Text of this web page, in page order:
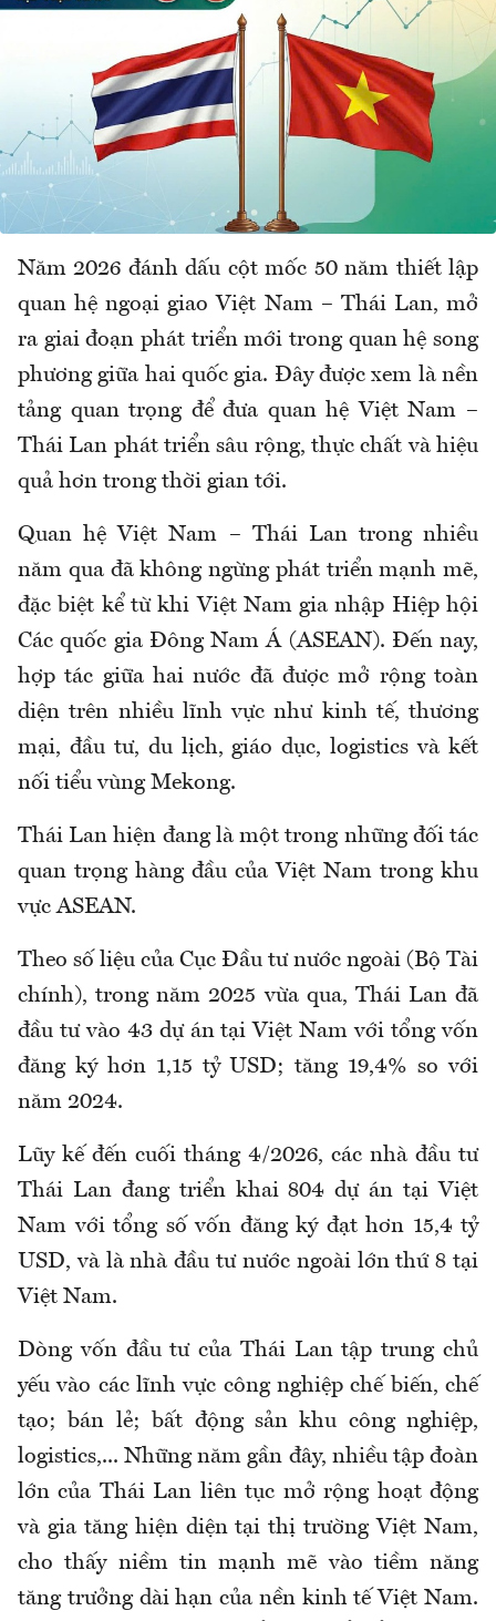
Năm 2026 đánh dấu cột mốc 50 năm thiết lập
quan hệ ngoại giao Việt Nam – Thái Lan, mở
ra giai đoạn phát triển mới trong quan hệ song
phương giữa hai quốc gia. Đây được xem là nền
tảng quan trọng để đưa quan hệ Việt Nam –
Thái Lan phát triển sâu rộng, thực chất và hiệu
quả hơn trong thời gian tới.
Quan hệ Việt Nam – Thái Lan trong nhiều
năm qua đã không ngừng phát triển mạnh mẽ,
đặc biệt kể từ khi Việt Nam gia nhập Hiệp hội
Các quốc gia Đông Nam Á (ASEAN). Đến nay,
hợp tác giữa hai nước đã được mở rộng toàn
diện trên nhiều lĩnh vực như kinh tế, thương
mại, đầu tư, du lịch, giáo dục, logistics và kết
nối tiểu vùng Mekong.
Thái Lan hiện đang là một trong những đối tác
quan trọng hàng đầu của Việt Nam trong khu
vực ASEAN.
Theo số liệu của Cục Đầu tư nước ngoài (Bộ Tài
chính), trong năm 2025 vừa qua, Thái Lan đã
đầu tư vào 43 dự án tại Việt Nam với tổng vốn
đăng ký hơn 1,15 tỷ USD; tăng 19,4% so với
năm 2024.
Lũy kế đến cuối tháng 4/2026, các nhà đầu tư
Thái Lan đang triển khai 804 dự án tại Việt
Nam với tổng số vốn đăng ký đạt hơn 15,4 tỷ
USD, và là nhà đầu tư nước ngoài lớn thứ 8 tại
Việt Nam.
Dòng vốn đầu tư của Thái Lan tập trung chủ
yếu vào các lĩnh vực công nghiệp chế biến, chế
tạo; bán lẻ; bất động sản khu công nghiệp,
logistics,... Những năm gần đây, nhiều tập đoàn
lớn của Thái Lan liên tục mở rộng hoạt động
và gia tăng hiện diện tại thị trường Việt Nam,
cho thấy niềm tin mạnh mẽ vào tiềm năng
tăng trưởng dài hạn của nền kinh tế Việt Nam.